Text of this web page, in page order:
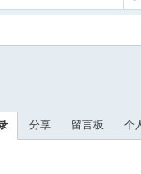
分享 留言板 个